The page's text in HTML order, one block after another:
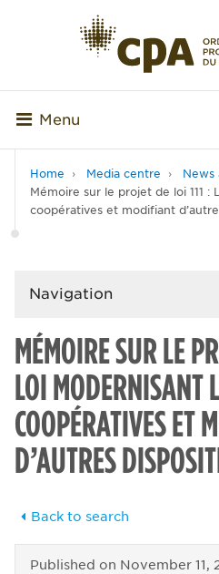
Menu
Home Media centre
News
Mémoire sur le projet de loi 111 :
coopératives et modifiant
Navigation
MÉMOIRE SUR LE
LOI MODERNISANT
COOPÉRATIVES ET
D’AUTRES
Back to search
Published on November 11,